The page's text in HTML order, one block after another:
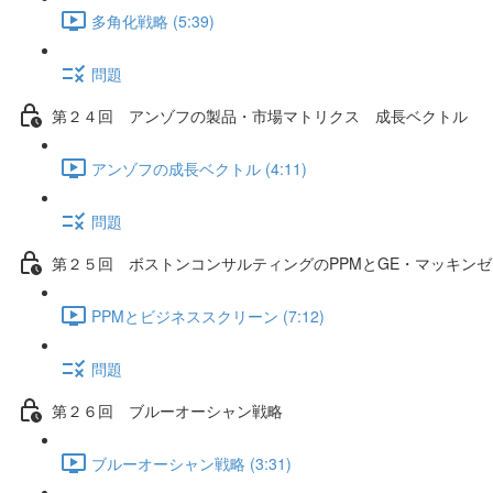
多角化戦略 (5:39)
問題
第２４回 アンゾフの製品・市場マトリクス 成長ベクトル
アンゾフの成長ベクトル (4:11)
問題
第２５回 ボストンコンサルティングのPPMとGE・マッキン
PPMとビジネススクリーン (7:12)
問題
第２６回 ブルーオーシャン戦略
ブルーオーシャン戦略 (3:31)